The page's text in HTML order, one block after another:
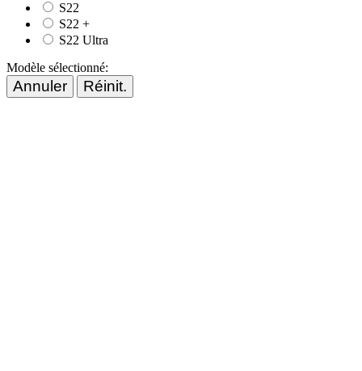
S22
S22 +
S22 Ultra
Modèle sélectionné:
Annuler Réinit.